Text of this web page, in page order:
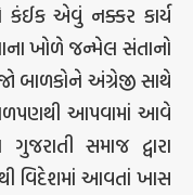
એવું નક્કર કાર્ય
ખોળે જન્મેલ સંતાનો
બાળકોને અંગ્રેજી સાથે
બાળપણથી આપવામાં આવે
સમાજ દ્વારા
વિદેશમાં આવતાં ખાસ